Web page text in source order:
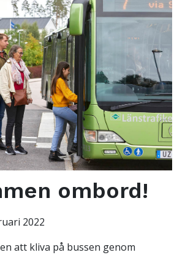
ombord!
2022
att kliva på bussen genom